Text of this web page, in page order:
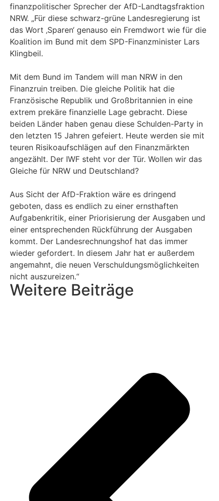
finanzpolitischer Sprecher der AfD-Landtagsfraktion
NRW. „Für diese schwarz-grüne Landesregierung ist
das Wort ‚Sparen‘ genauso ein Fremdwort wie für die
Koalition im Bund mit dem SPD-Finanzminister Lars
Klingbeil.
Mit dem Bund im Tandem will man NRW in den
Finanzruin treiben. Die gleiche Politik hat die
Französische Republik und Großbritannien in eine
extrem prekäre finanzielle Lage gebracht. Diese
beiden Länder haben genau diese Schulden-Party in
den letzten 15 Jahren gefeiert. Heute werden sie mit
teuren Risikoaufschlägen auf den Finanzmärkten
angezählt. Der IWF steht vor der Tür. Wollen wir das
Gleiche für NRW und Deutschland?
Aus Sicht der AfD-Fraktion wäre es dringend
geboten, dass es endlich zu einer ernsthaften
Aufgabenkritik, einer Priorisierung der Ausgaben und
einer entsprechenden Rückführung der Ausgaben
kommt. Der Landesrechnungshof hat das immer
wieder gefordert. In diesem Jahr hat er außerdem
angemahnt, die neuen Verschuldungsmöglichkeiten
nicht auszureizen.“
Weitere Beiträge